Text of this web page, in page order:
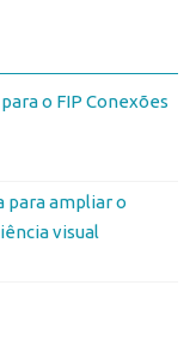
o FIP Conexões
para ampliar o
visual